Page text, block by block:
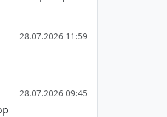
28.07.2026 11:59
28.07.2026 09:45